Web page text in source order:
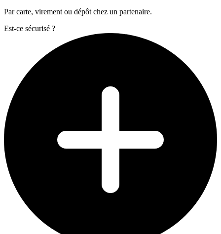
Par carte, virement ou dépôt chez un partenaire.
Est-ce sécurisé ?